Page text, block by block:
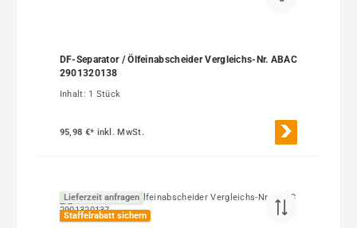
DF-Separator / Ölfeinabscheider Vergleichs-Nr. ABAC
2901320138
Inhalt: 1 Stück
95,98 €* inkl. MwSt.
Lieferzeit anfragen
Staffelrabatt sichern